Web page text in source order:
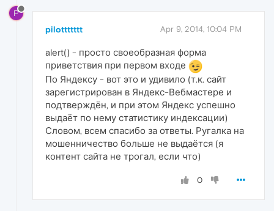
P
pilottttttt Apr 9, 2014, 10:04 PM
alert() - просто своеобразная форма
приветствия при первом входе
По Яндексу - вот это и удивило (т.к. сайт
зарегистрирован в Яндекс-Вебмастере и
подтверждён, и при этом Яндекс успешно
выдаёт по нему статистику индексации)
Словом, всем спасибо за ответы. Ругалка на
мошенничество больше не выдаётся (я
контент сайта не трогал, если что)
0